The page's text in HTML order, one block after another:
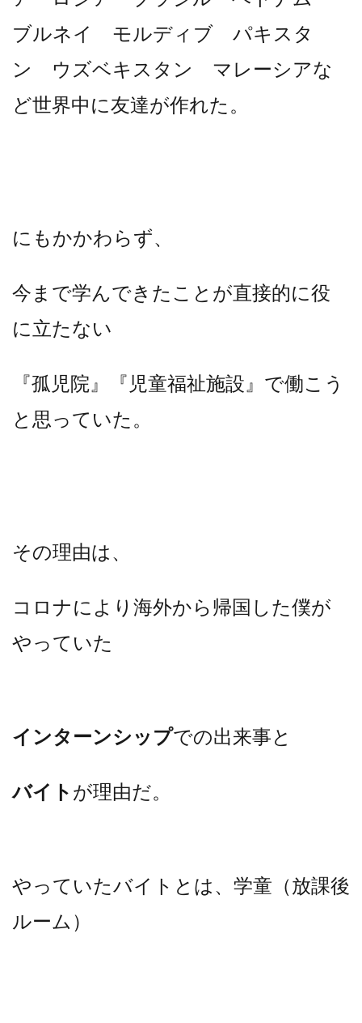
ブルネイ モルディブ パキスタ
ン ウズベキスタン マレーシアな
ど世界中に友達が作れた。
にもかかわらず、
今まで学んできたことが直接的に役
に立たない
『孤児院』『児童福祉施設』で働こう
と思っていた。
その理由は、
コロナにより海外から帰国した僕が
やっていた
インターンシップでの出来事と
バイト が理由だ。
やっていたバイトとは、学童（放課後
ルーム）